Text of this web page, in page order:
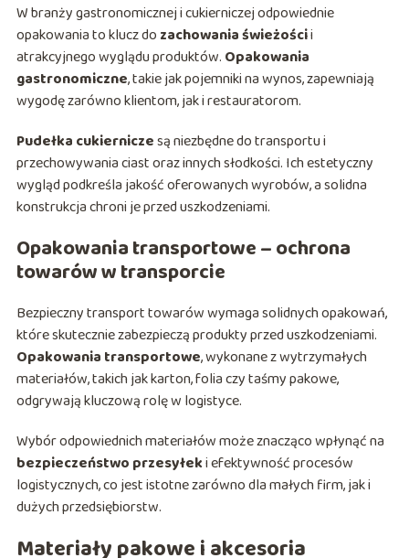
W branży gastronomicznej i cukierniczej odpowiednie
opakowania to klucz do zachowania świeżościi
atrakcyjnego wyglądu produktów. Opakowania
gastronomiczne, takie jak pojemniki na wynos, zapewniają
wygodę zarówno klientom, jak i restauratorom.
Pudełka cukierniczesą niezbędne do transportu i
przechowywania ciast oraz innych słodkości. Ich estetyczny
wygląd podkreśla jakość oferowanych wyrobów, a solidna
konstrukcja chroni je przed uszkodzeniami.
Opakowania transportowe – ochrona
towarów w transporcie
Bezpieczny transport towarów wymaga solidnych opakowań,
które skutecznie zabezpieczą produkty przed uszkodzeniami.
Opakowania transportowe, wykonane z wytrzymałych
materiałów, takich jak karton, folia czy taśmy pakowe,
odgrywają kluczową rolę w logistyce.
Wybór odpowiednich materiałów może znacząco wpłynąć na
bezpieczeństwo przesyłeki efektywność procesów
logistycznych, co jest istotne zarówno dla małych firm, jak i
dużych przedsiębiorstw.
Materiały pakowe i akcesoria